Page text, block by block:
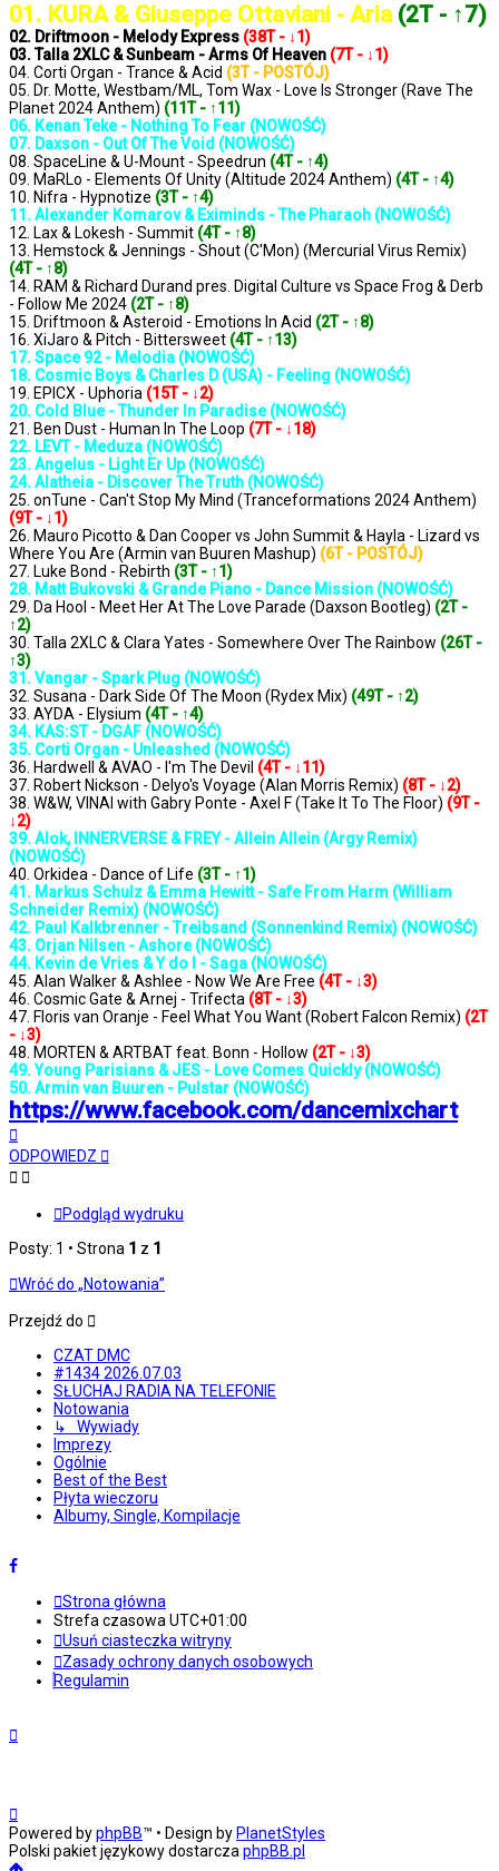
01. KURA & Giuseppe Ottaviani - Aria (2T - ↑7)
02. Driftmoon - Melody Express (38T - ↓1)
03. Talla 2XLC & Sunbeam - Arms Of Heaven (7T - ↓1)
04. Corti Organ - Trance & Acid (3T - POSTÓJ)
05. Dr. Motte, Westbam/ML, Tom Wax - Love Is Stronger (Rave The
Planet 2024 Anthem) (11T - ↑11)
06. Kenan Teke - Nothing To Fear (NOWOŚĆ)
07. Daxson - Out Of The Void (NOWOŚĆ)
08. SpaceLine & U-Mount - Speedrun (4T - ↑4)
09. MaRLo - Elements Of Unity (Altitude 2024 Anthem) (4T - ↑4)
10. Nifra - Hypnotize (3T - ↑4)
11. Alexander Komarov & Eximinds - The Pharaoh (NOWOŚĆ)
12. Lax & Lokesh - Summit (4T - ↑8)
13. Hemstock & Jennings - Shout (C'Mon) (Mercurial Virus Remix)
(4T - ↑8)
14. RAM & Richard Durand pres. Digital Culture vs Space Frog & Derb
- Follow Me 2024 (2T - ↑8)
15. Driftmoon & Asteroid - Emotions In Acid (2T - ↑8)
16. XiJaro & Pitch - Bittersweet (4T - ↑13)
17. Space 92 - Melodia (NOWOŚĆ)
18. Cosmic Boys & Charles D (USA) - Feeling (NOWOŚĆ)
19. EPICX - Uphoria (15T - ↓2)
20. Cold Blue - Thunder In Paradise (NOWOŚĆ)
21. Ben Dust - Human In The Loop (7T - ↓18)
22. LEVT - Meduza (NOWOŚĆ)
23. Angelus - Light Er Up (NOWOŚĆ)
24. Alatheia - Discover The Truth (NOWOŚĆ)
25. onTune - Can't Stop My Mind (Tranceformations 2024 Anthem)
(9T - ↓1)
26. Mauro Picotto & Dan Cooper vs John Summit & Hayla - Lizard vs
Where You Are (Armin van Buuren Mashup) (6T - POSTÓJ)
27. Luke Bond - Rebirth (3T - ↑1)
28. Matt Bukovski & Grande Piano - Dance Mission (NOWOŚĆ)
29. Da Hool - Meet Her At The Love Parade (Daxson Bootleg) (2T -
↑2)
30. Talla 2XLC & Clara Yates - Somewhere Over The Rainbow (26T -
↑3)
31. Vangar - Spark Plug (NOWOŚĆ)
32. Susana - Dark Side Of The Moon (Rydex Mix) (49T - ↑2)
33. AYDA - Elysium (4T - ↑4)
34. KAS:ST - DGAF (NOWOŚĆ)
35. Corti Organ - Unleashed (NOWOŚĆ)
36. Hardwell & AVAO - I'm The Devil (4T - ↓11)
37. Robert Nickson - Delyo's Voyage (Alan Morris Remix) (8T - ↓2)
38. W&W, VINAI with Gabry Ponte - Axel F (Take It To The Floor) (9T -
↓2)
39. Alok, INNERVERSE & FREY - Allein Allein (Argy Remix)
(NOWOŚĆ)
40. Orkidea - Dance of Life (3T - ↑1)
41. Markus Schulz & Emma Hewitt - Safe From Harm (William
Schneider Remix) (NOWOŚĆ)
42. Paul Kalkbrenner - Treibsand (Sonnenkind Remix) (NOWOŚĆ)
43. Orjan Nilsen - Ashore (NOWOŚĆ)
44. Kevin de Vries & Y do I - Saga (NOWOŚĆ)
45. Alan Walker & Ashlee - Now We Are Free (4T - ↓3)
46. Cosmic Gate & Arnej - Trifecta (8T - ↓3)
47. Floris van Oranje - Feel What You Want (Robert Falcon Remix) (2T
- ↓3)
48. MORTEN & ARTBAT feat. Bonn - Hollow (2T - ↓3)
49. Young Parisians & JES - Love Comes Quickly (NOWOŚĆ)
50. Armin van Buuren - Pulstar (NOWOŚĆ)
https://www.facebook.com/dancemixchart
górę
ODPOWIEDZ
Podgląd wydruku
Posty: 1 • Strona 1 z 1
Wróć do „Notowania”
Przejdź do
CZAT DMC
#1434 2026.07.03
SŁUCHAJ RADIA NA TELEFONIE
Notowania
↳ Wywiady
Imprezy
Ogólnie
Best of the Best
Płyta wieczoru
Albumy, Single, Kompilacje
Strona główna
Strefa czasowaUTC+01:00
Usuń ciasteczka witryny
Zasady ochrony danych osobowych
Regulamin
Powered byphpBB™ • Design by PlanetStyles
Polski pakiet językowy dostarczaphpBB.pl